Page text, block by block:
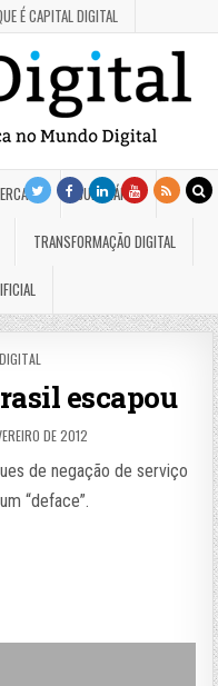
É CAPITAL DIGITAL
JUDICIÁRIO
TRANSFORMAÇÃO DIGITAL
escapou
DE 2012
de negação de serviço
“deface”.